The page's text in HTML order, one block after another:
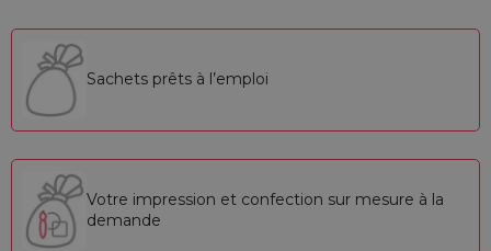
Sachets prêts à l’emploi
Votre impression et confection sur mesure à la
demande